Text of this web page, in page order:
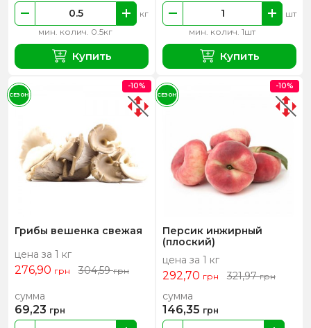
мин. колич. 0.5кг
кг
Купить
мин. колич. 1шт
шт
Купить
Грибы вешенка свежая
цена за 1 кг
276,90 грн 304,59грн
сумма
69,23 грн
-10%
СЕЗОН
Персик инжирный
(плоский)
цена за 1 кг
292,70 грн 321,97грн
сумма
146,35 грн
-10%
СЕЗОН